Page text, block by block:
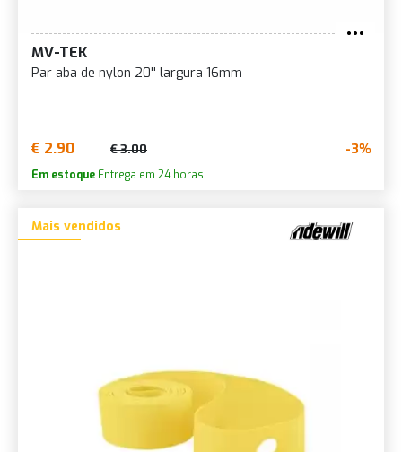
MV-TEK
Par aba de nylon 20'' largura 16mm
€ 2.90 € 3.00 -3%
Em estoque Entrega em 24 horas
Mais vendidos